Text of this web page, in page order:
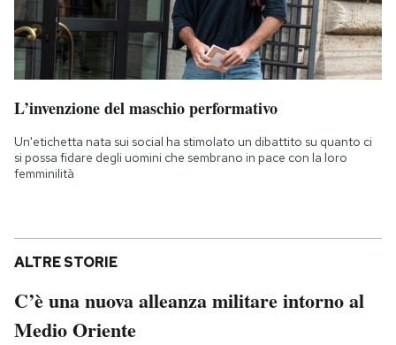
L’invenzione del maschio performativo
Un'etichetta nata sui social ha stimolato un dibattito su quanto ci
si possa fidare degli uomini che sembrano in pace con la loro
femminilità
ALTRE STORIE
C’è una nuova alleanza militare intorno al
Medio Oriente